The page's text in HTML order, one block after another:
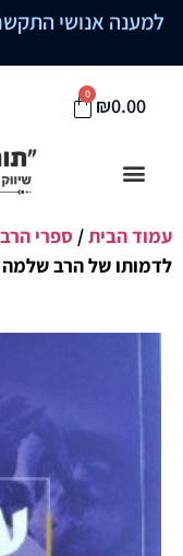
למענה אנושי התקשרו בשעות
₪0.00
0
עמוד הבית/ ספרי
לדמותו של הרב שלמה